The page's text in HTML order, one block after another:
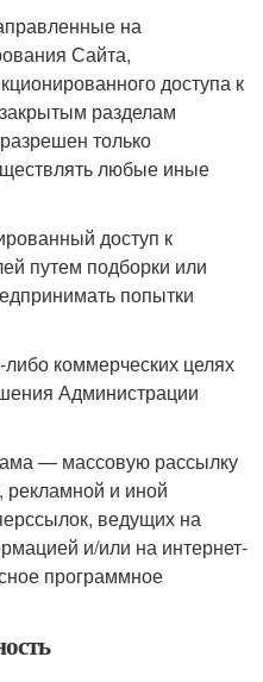
на
Сайта,
доступа к
разделам
только
любые иные
доступ к
путем подборки или
попытки
либо коммерческих целях
Администрации
— массовую рассылку
рекламной и иной
ведущих на
и/или на интернет-
программное